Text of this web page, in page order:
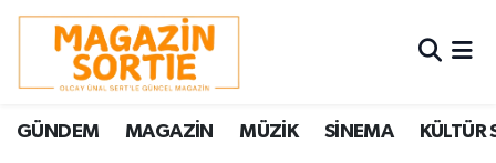
GÜNDEM MAGAZİN MÜZİK SİNEMA KÜLTÜR
Nöbetçi Eczaneler
Hava Durumu